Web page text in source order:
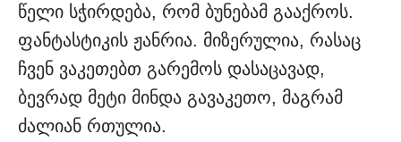
წელი სჭირდება, რომ ბუნებამ გააქროს.
ფანტასტიკის ჟანრია. მიზერულია, რასაც
ჩვენ ვაკეთებთ გარემოს დასაცავად,
ბევრად მეტი მინდა გავაკეთო, მაგრამ
ძალიან რთულია.